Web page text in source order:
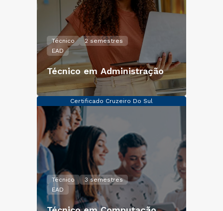
Técnico
2 semestres
EAD
Técnico em Administração
Certificado Cruzeiro Do Sul
Técnico
3 semestres
EAD